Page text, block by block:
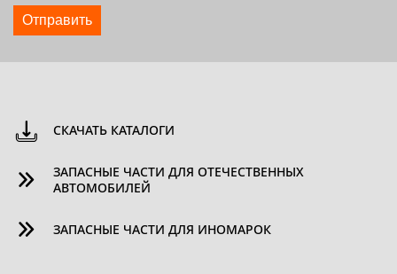
Отправить
СКАЧАТЬ КАТАЛОГИ
ЗАПАСНЫЕ ЧАСТИ ДЛЯ ОТЕЧЕСТВЕННЫХ
АВТОМОБИЛЕЙ
ЗАПАСНЫЕ ЧАСТИ ДЛЯ ИНОМАРОК